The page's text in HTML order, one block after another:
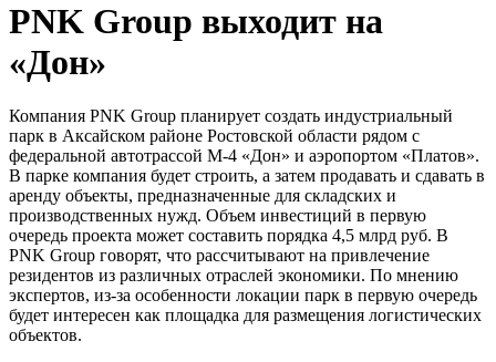
PNK Group выходит на
«Дон»
Компания PNK Group планирует создать индустриальный
парк в Аксайском районе Ростовской области рядом с
федеральной автотрассой М-4 «Дон» и аэропортом «Платов».
В парке компания будет строить, а затем продавать и сдавать в
аренду объекты, предназначенные для складских и
производственных нужд. Объем инвестиций в первую
очередь проекта может составить порядка 4,5 млрд руб. В
PNK Group говорят, что рассчитывают на привлечение
резидентов из различных отраслей экономики. По мнению
экспертов, из-за особенности локации парк в первую очередь
будет интересен как площадка для размещения логистических
объектов.